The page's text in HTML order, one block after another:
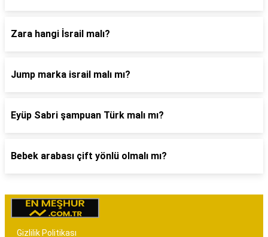
Zara hangi İsrail malı?
Jump marka israil malı mı?
Eyüp Sabri şampuan Türk malı mı?
Bebek arabası çift yönlü olmalı mı?
Gizlilik Politikası